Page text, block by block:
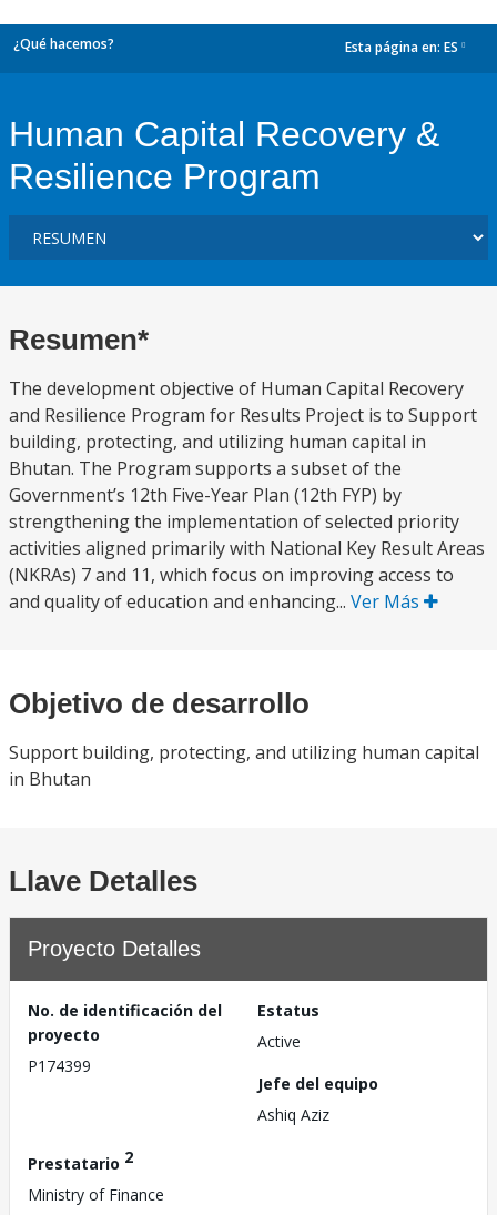
¿Qué hacemos? Esta página en: ES
Human Capital Recovery &
Resilience Program
Resumen*
The development objective of Human Capital Recovery
and Resilience Program for Results Project is to Support
building, protecting, and utilizing human capital in
Bhutan. The Program supports a subset of the
Government’s 12th Five-Year Plan (12th FYP) by
strengthening the implementation of selected priority
activities aligned primarily with National Key Result Areas
(NKRAs) 7 and 11, which focus on improving access to
and quality of education and enhancing... Ver Más
Objetivo de desarrollo
Support building, protecting, and utilizing human capital
in Bhutan
Llave Detalles
Proyecto Detalles
No. de identificación del
proyecto
P174399
Estatus
Active
Jefe del equipo
Ashiq Aziz
Prestatario 2
Ministry of Finance